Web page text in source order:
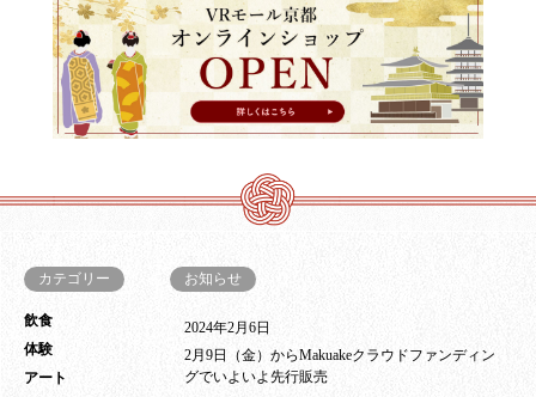
カテゴリー
飲食
体験
アート
お知らせ
2024年2月6日
2月9日（金）からMakuakeクラウドファンディン
グでいよいよ先行販売